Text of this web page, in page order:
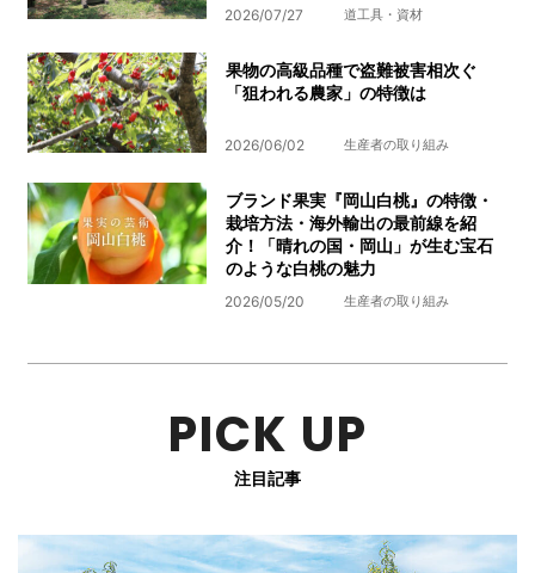
2026/07/27 道工具・資材
果物の高級品種で盗難被害相次ぐ
「狙われる農家」の特徴は
2026/06/02 生産者の取り組み
ブランド果実『岡山白桃』の特徴・
栽培方法・海外輸出の最前線を紹
介！「晴れの国・岡山」が生む宝石
のような白桃の魅力
2026/05/20 生産者の取り組み
PICK UP
注目記事